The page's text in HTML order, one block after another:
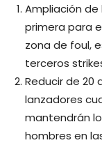
Ampliación
primera para
zona de foul,
terceros
Reducir de 20
lanzadores
mantendrán
hombres en